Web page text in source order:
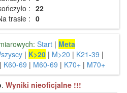
: 22
trasie : 0
Start | Meta
| K>20 | M>20 | K21-39 |
| K60-69 | M60-69 | K70+ | M70+
. Wyniki nieoficjalne !!!